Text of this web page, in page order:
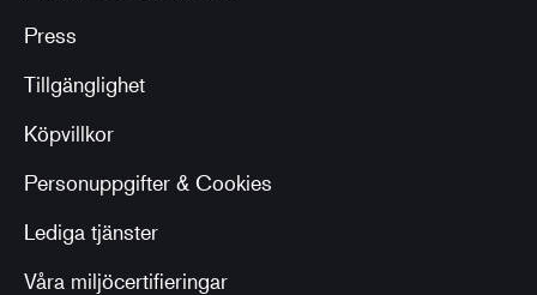
Press
Tillgänglighet
Köpvillkor
Personuppgifter & Cookies
Lediga tjänster
Våra miljöcertifieringar